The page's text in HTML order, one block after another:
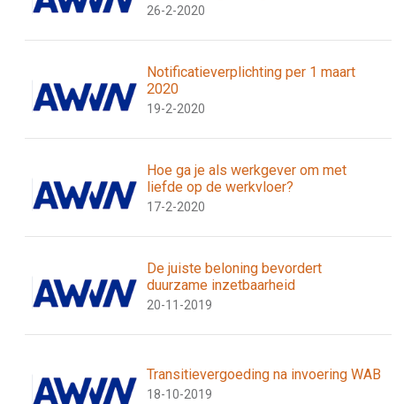
26-2-2020
Notificatieverplichting per 1 maart
2020
19-2-2020
Hoe ga je als werkgever om met
liefde op de werkvloer?
17-2-2020
De juiste beloning bevordert
duurzame inzetbaarheid
20-11-2019
Transitievergoeding na invoering WAB
18-10-2019